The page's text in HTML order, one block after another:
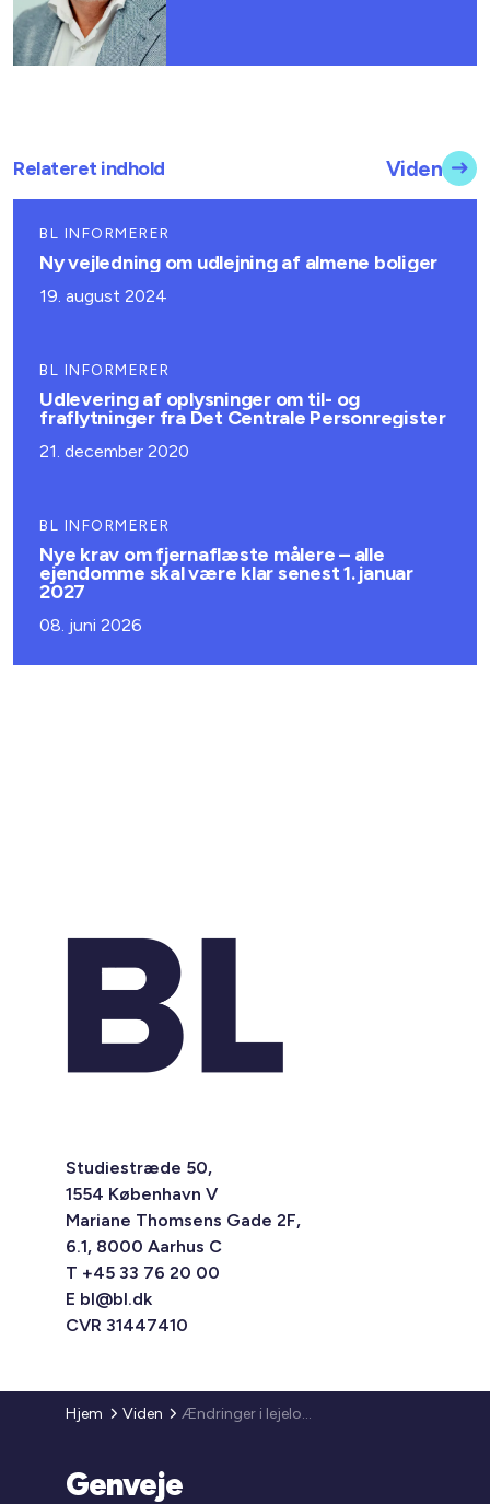
Relateret indhold Viden
BL INFORMERER
Ny vejledning om udlejning af almene boliger
19. august 2024
BL INFORMERER
Udlevering af oplysninger om til- og
fraflytninger fra Det Centrale Personregister
21. december 2020
BL INFORMERER
Nye krav om fjernaflæste målere – alle
ejendomme skal være klar senest 1. januar
2027
08. juni 2026
Studiestræde 50,
1554 København V
Mariane Thomsens Gade 2F,
6.1, 8000 Aarhus C
T +45 33 76 20 00
E bl@bl.dk
CVR 31447410
Hjem Viden Ændringer i lejelovgivningen for private udlejningsejendomme
Genveje